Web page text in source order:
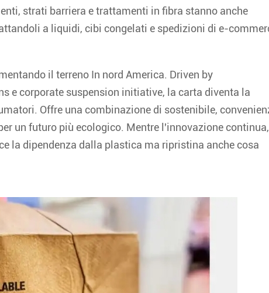
strati barriera e trattamenti in fibra stanno anche
a liquidi, cibi congelati e spedizioni di e-
il terreno In nord America. Driven by
e corporate suspension initiative, la carta diventa la
Offre una combinazione di sostenibile,
un futuro più ecologico. Mentre l'innovazione continua,
la dipendenza dalla plastica ma ripristina anche cosa